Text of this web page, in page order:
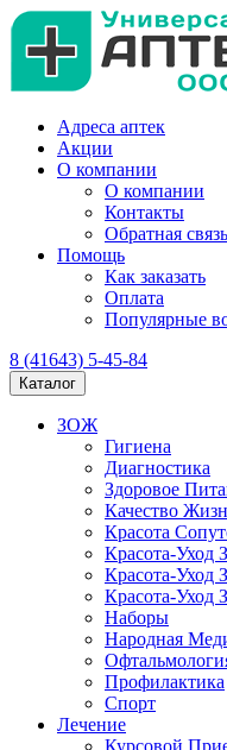
Адреса аптек
Акции
О компании
О компании
Контакты
Обратная связь
Помощь
Как заказать
Оплата
Популярные
8 (41643) 5-45-84
Каталог
ЗОЖ
Гигиена
Диагностика
Здоровое
Качество
Красота
Красота-Уход
Красота-Уход
Красота-Уход
Наборы
Народная
Профилактика
Спорт
Лечение
Курсовой